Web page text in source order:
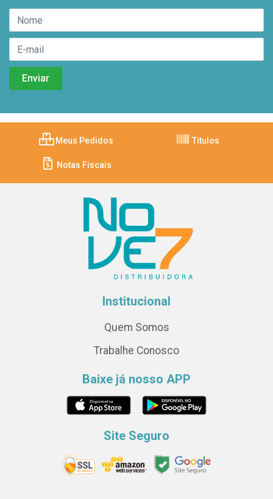
Meus Pedidos Títulos
Notas Fiscais
Institucional
Quem Somos
Trabalhe Conosco
Baixe já nosso APP
Site Seguro